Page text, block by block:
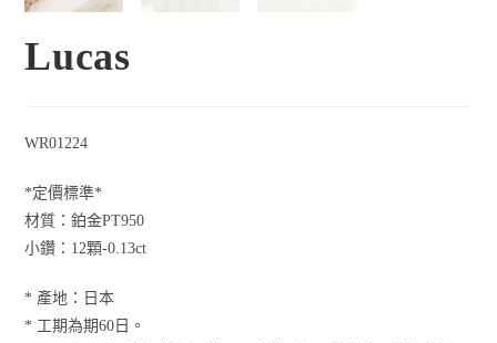
Lucas
WR01224
*定價標準*
材質：鉑金PT950
小鑽：12顆-0.13ct
* 產地：日本
* 工期為期60日。